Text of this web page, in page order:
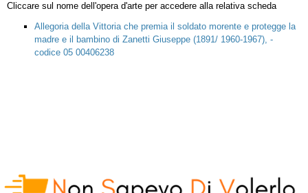
Cliccare sul nome dell'opera d'arte per accedere alla relativa scheda
Allegoria della Vittoria che premia il soldato morente e protegge la
madre e il bambino di Zanetti Giuseppe (1891/ 1960-1967), -
codice 05 00406238